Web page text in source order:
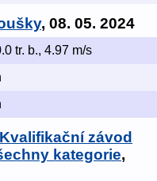
, 08. 05. 2024
tr. b., 4.97 m/s
závod
kategorie,